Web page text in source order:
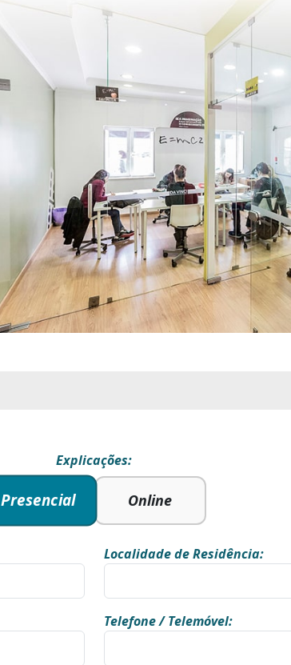
Explicações:
Presencial Online
Localidade de Residência:
Telefone / Telemóvel: